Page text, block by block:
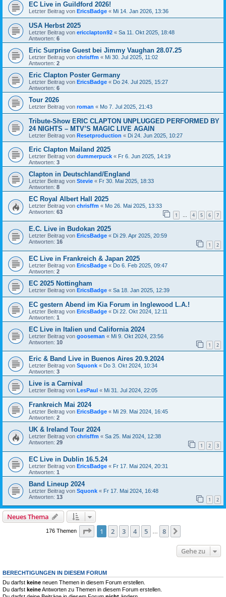
EC Live in Guildford 2026!
Letzter Beitrag von EricsBadge « Mi 14. Jan 2026, 13:36
USA Herbst 2025
Letzter Beitrag von ericclapton92 « Sa 11. Okt 2025, 18:48
Antworten: 6
Eric Surprise Guest bei Jimmy Vaughan 28.07.25
Letzter Beitrag von chrisffm « Mi 30. Jul 2025, 11:02
Antworten: 2
Eric Clapton Poster Germany
Letzter Beitrag von EricsBadge « Do 24. Jul 2025, 15:27
Antworten: 6
Tour 2026
Letzter Beitrag von roman « Mo 7. Jul 2025, 21:43
Tribute-Show ERIC CLAPTON UNPLUGGED PERFORMED BY
24 NIGHTS – MTV’S MAGIC LIVE AGAIN
Letzter Beitrag von Resetproduction « Di 24. Jun 2025, 10:27
Eric Clapton Mailand 2025
Letzter Beitrag von dummerpuck « Fr 6. Jun 2025, 14:19
Antworten: 3
Clapton in Deutschland/England
Letzter Beitrag von Stevie « Fr 30. Mai 2025, 18:33
Antworten: 8
EC Royal Albert Hall 2025
Letzter Beitrag von chrisffm « Mo 26. Mai 2025, 13:33
Antworten: 63 1 … 4 5 6 7
E.C. Live in Budokan 2025
Letzter Beitrag von EricsBadge « Di 29. Apr 2025, 20:59
Antworten: 16 1 2
EC Live in Frankreich & Japan 2025
Letzter Beitrag von EricsBadge « Do 6. Feb 2025, 09:47
Antworten: 2
EC 2025 Nottingham
Letzter Beitrag von EricsBadge « Sa 18. Jan 2025, 12:39
EC gestern Abend im Kia Forum in Inglewood L.A.!
Letzter Beitrag von EricsBadge « Di 22. Okt 2024, 12:11
Antworten: 1
EC Live in Italien und California 2024
Letzter Beitrag von gooseman « Mi 9. Okt 2024, 23:56
Antworten: 10 1 2
Eric & Band Live in Buenos Aires 20.9.2024
Letzter Beitrag von Squonk « Do 3. Okt 2024, 10:34
Antworten: 3
Live is a Carnival
Letzter Beitrag von LesPaul « Mi 31. Jul 2024, 22:05
Frankreich Mai 2024
Letzter Beitrag von EricsBadge « Mi 29. Mai 2024, 16:45
Antworten: 2
UK & Ireland Tour 2024
Letzter Beitrag von chrisffm « Sa 25. Mai 2024, 12:38
Antworten: 29 1 2 3
EC Live in Dublin 16.5.24
Letzter Beitrag von EricsBadge « Fr 17. Mai 2024, 20:31
Antworten: 1
Band Lineup 2024
Letzter Beitrag von Squonk « Fr 17. Mai 2024, 16:48
Antworten: 13 1 2
Neues Thema
176 Themen Seite 1von
1 2 3 4 5 … 8
Gehe zu
BERECHTIGUNGEN IN DIESEM FORUM
Du darfst keine neuen Themen in diesem Forum erstellen.
Du darfst keineAntworten zu Themen in diesem Forum erstellen.